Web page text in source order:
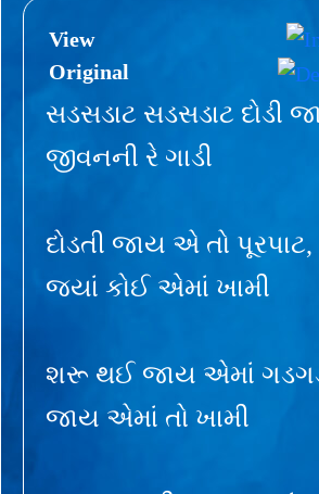
View
Original
સડસડાટ સડસડાટ દોડી
જીવનની રે ગાડી
દોડતી જાય એ તો
જ્યાં કોઈ એમાં ખામી
શરૂ થઈ જાય એમાં
જાય એમાં તો ખામી